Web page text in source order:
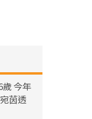
今年
茵透